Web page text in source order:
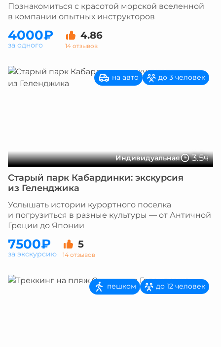
Познакомиться с красотой морской вселенной
в компании опытных инструкторов
4000₽ 4.86
14 отзывов
за одного
Индивидуальная 3.5ч
на авто до 3 человек
Старый парк Кабардинки: экскурсия
из Геленджика
Услышать истории курортного поселка
и погрузиться в разные культуры — от Античной
Греции до Японии
7500₽ 5
14 отзывов
за экскурсию
пешком до 12 человек